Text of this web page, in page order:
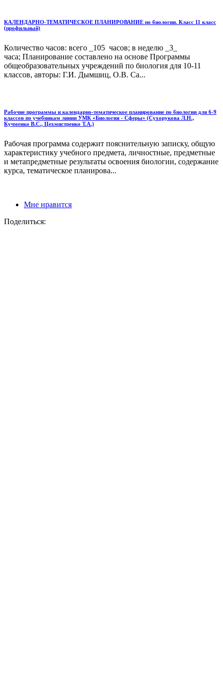
КАЛЕНДАРНО-ТЕМАТИЧЕСКОЕ ПЛАНИРОВАНИЕ по биологии. Класс 11 класс
(профильный)
Количество часов: всего _105 часов; в неделю _3_
часа; Планирование составлено на основе Программы
общеобразовательных учреждений по биология для 10-11
классов, авторы: Г.И. Дымшиц, О.В. Са...
Рабочие программы и календарно-тематическое планирование по биологии для 6-9
классов по учебникам линии УМК «Биология - Сферы» (Сухорукова Л.Н.,
Кучменко В.С., Цехмистренко Т.А.)
Рабочая программа содержит пояснительную записку, общую
характеристику учебного предмета, личностные, предметные
и метапредметные результаты освоения биологии, содержание
курса, тематическое планирова...
Мне нравится
Поделиться: